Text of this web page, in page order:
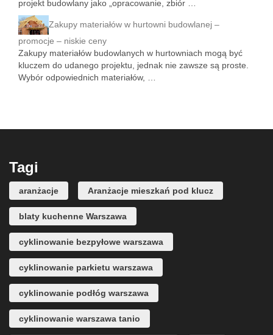
projekt budowlany jako „opracowanie, zbiór …
Zakupy materiałów w hurtowni budowlanej –
promocje – niskie ceny
Zakupy materiałów budowlanych w hurtowniach mogą być
kluczem do udanego projektu, jednak nie zawsze są proste.
Wybór odpowiednich materiałów, …
Tagi
aranżacje Aranżacje mieszkań pod klucz
blaty kuchenne Warszawa
cyklinowanie bezpyłowe warszawa
cyklinowanie parkietu warszawa
cyklinowanie podłóg warszawa
cyklinowanie warszawa tanio